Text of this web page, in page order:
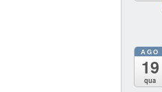
AGO
19
qua